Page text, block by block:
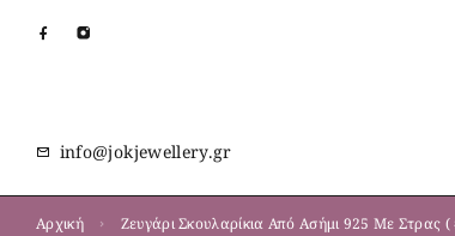
info@jokjewellery.gr
Αρχική Ζευγάρι Σκουλαρίκια Από Ασήμι 925 Με Στρας